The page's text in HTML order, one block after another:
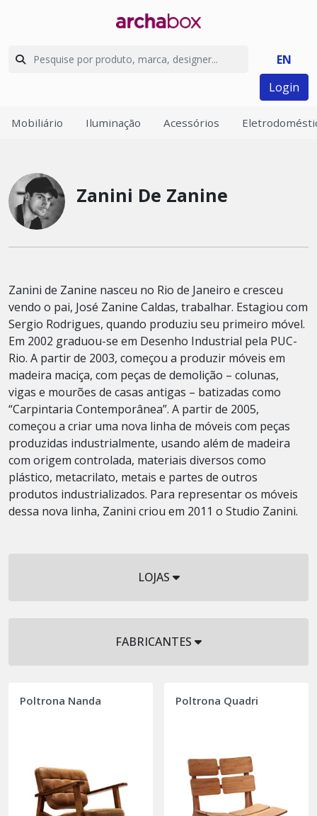
EN
Login
Mobiliário Iluminação Acessórios
Zanini De Zanine
Zanini de Zanine nasceu no Rio de Janeiro e cresceu
vendo o pai, José Zanine Caldas, trabalhar. Estagiou com
Sergio Rodrigues, quando produziu seu primeiro móvel.
Em 2002 graduou-se em Desenho Industrial pela PUC-
Rio. A partir de 2003, começou a produzir móveis em
madeira maciça, com peças de demolição – colunas,
vigas e mourões de casas antigas – batizadas como
“Carpintaria Contemporânea”. A partir de 2005,
começou a criar uma nova linha de móveis com peças
produzidas industrialmente, usando além de madeira
com origem controlada, materiais diversos como
plástico, metacrilato, metais e partes de outros
produtos industrializados. Para representar os móveis
dessa nova linha, Zanini criou em 2011 o Studio Zanini.
LOJAS
FABRICANTES
Poltrona Nanda Poltrona Quadri